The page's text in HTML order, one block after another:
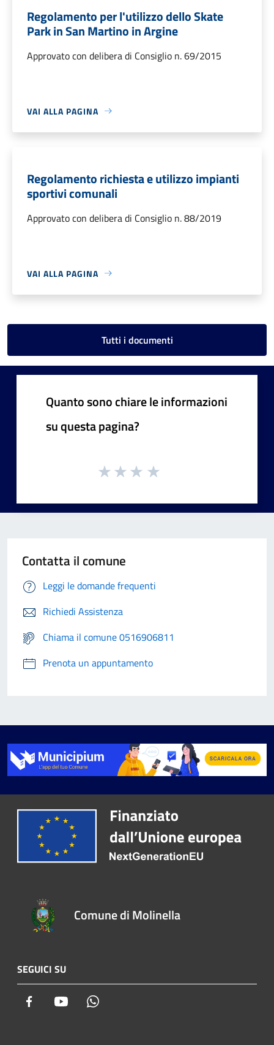
Regolamento per l'utilizzo dello Skate
Park in San Martino in Argine
Approvato con delibera di Consiglio n. 69/2015
VAI ALLA PAGINA
Regolamento richiesta e utilizzo impianti
sportivi comunali
Approvato con delibera di Consiglio n. 88/2019
VAI ALLA PAGINA
Tutti i documenti
Quanto sono chiare le informazioni
su questa pagina?
Contatta il comune
Leggi le domande frequenti
Richiedi Assistenza
Chiama il comune 0516906811
Prenota un appuntamento
Comune di Molinella
SEGUICI SU
Facebook Youtube